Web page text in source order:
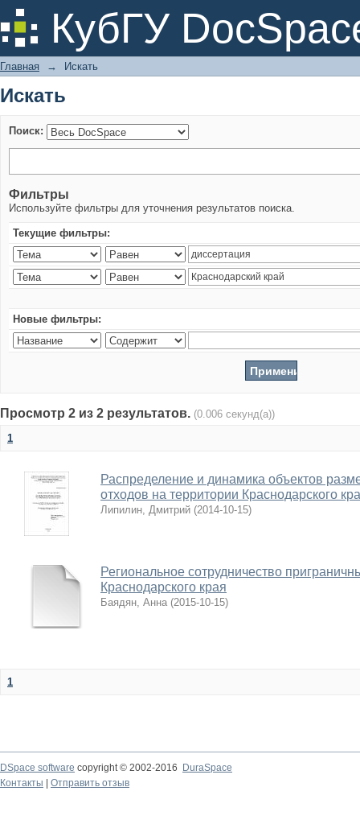
КубГУ
Искать
Главная → Искать
Искать
Поиск:
Фильтры
Используйте фильтры для уточнения результатов поиска.
Текущие фильтры:
Новые фильтры:
Просмотр 2 из 2 результатов. (0.006 секунд(а))
1
Распределение и динамика объектов
отходов на территории Краснодарского
Липилин, Дмитрий (2014-10-15)
Региональное сотрудничество
Краснодарского края
Баядян, Анна (2015-10-15)
1
DSpace software copyright © 2002-2016
DuraSpace
Контакты
Отправить отзыв